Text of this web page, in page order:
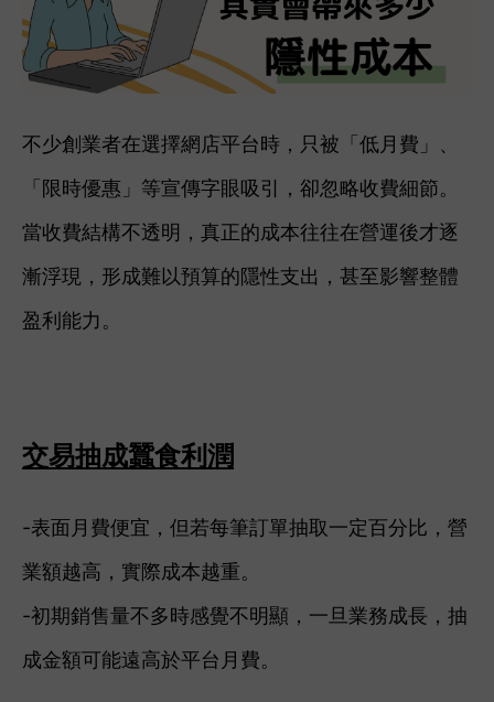
不少創業者在選擇網店平台時，只被「低月費」、
「限時優惠」等宣傳字眼吸引，卻忽略收費細節。
當收費結構不透明，真正的成本往往在營運後才逐
漸浮現，形成難以預算的隱性支出，甚至影響整體
盈利能力。
交易抽成蠶食利潤
-表面月費便宜，但若每筆訂單抽取一定百分比，營
業額越高，實際成本越重。
-初期銷售量不多時感覺不明顯，一旦業務成長，抽
成金額可能遠高於平台月費。